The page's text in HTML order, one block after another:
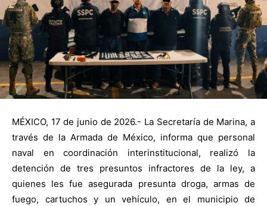
MÉXICO, 17 de junio de 2026.- La Secretaría de Marina, a
través de la Armada de México, informa que personal
naval en coordinación interinstitucional, realizó la
detención de tres presuntos infractores de la ley, a
quienes les fue asegurada presunta droga, armas de
fuego, cartuchos y un vehículo, en el municipio de